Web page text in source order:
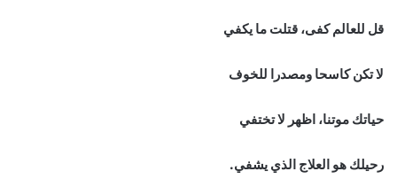
قل للعالم كفى، قتلت ما يكفي
لا تكن كاسحا ومصدرا للخوف
حياتك موتنا، اظهر لا تختفي
رحيلك هو العلاج الذي يشفي.